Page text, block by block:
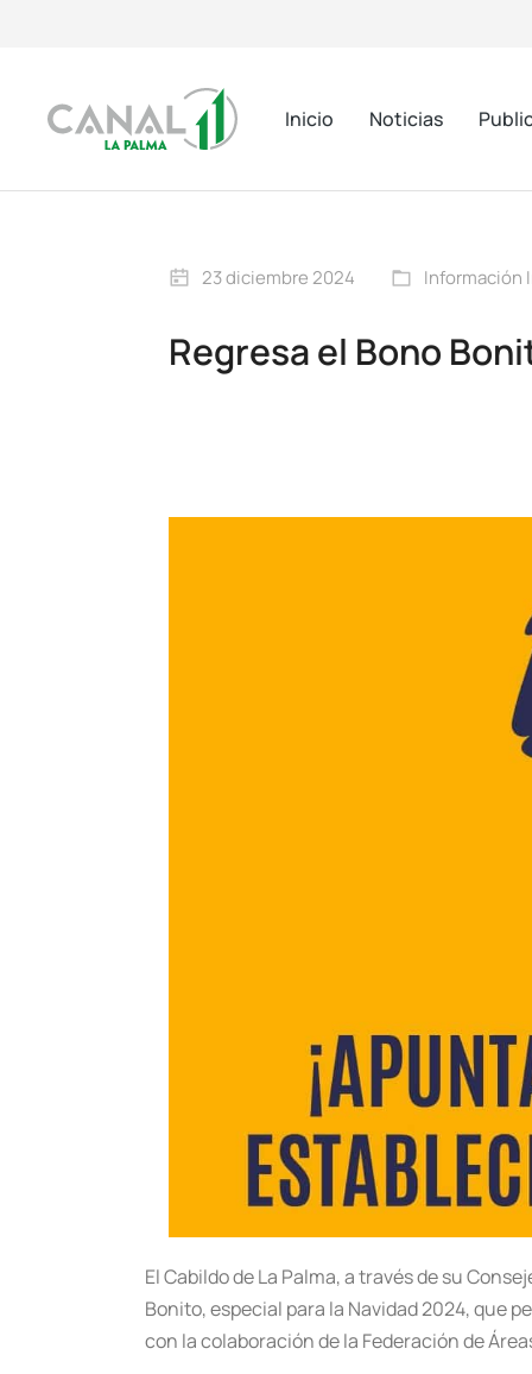
Inicio Noticias
23 diciembre 2024 Información
Regresa el Bono
El Cabildo de La Palma, a través de su
Bonito, especial para la Navidad 2024, que
con la colaboración de la Federación de